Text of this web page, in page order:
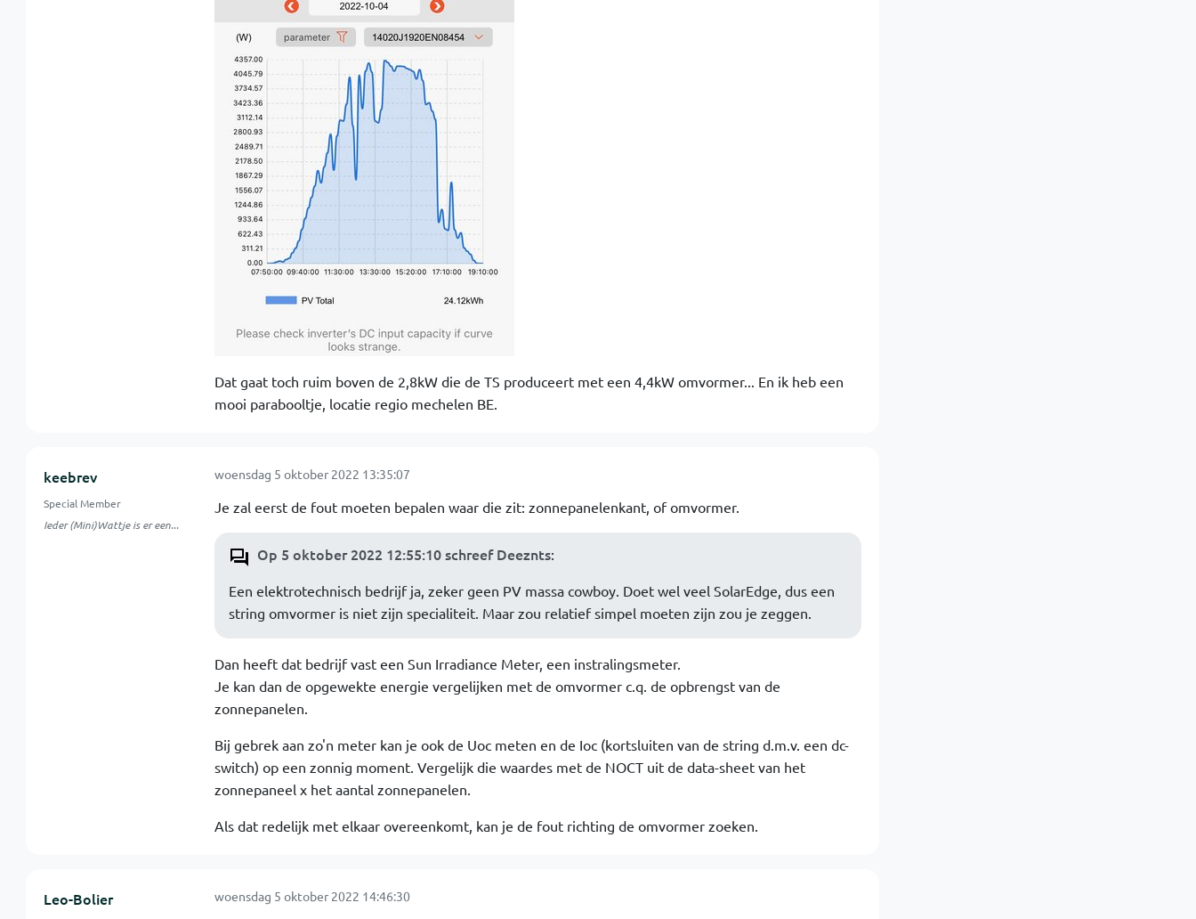
Dat gaat toch ruim boven de 2,8kW die de TS produceert met een 4,4kW omvormer... En ik heb een
mooi parabooltje, locatie regio mechelen BE.
keebrev
Special Member
Ieder (Mini)Wattje is er een...
woensdag 5 oktober 2022 13:35:07
Je zal eerst de fout moeten bepalen waar die zit: zonnepanelenkant, of omvormer.
Op 5 oktober 2022 12:55:10 schreef Deeznts:
Een elektrotechnisch bedrijf ja, zeker geen PV massa cowboy. Doet wel veel SolarEdge, dus een
string omvormer is niet zijn specialiteit. Maar zou relatief simpel moeten zijn zou je zeggen.
Dan heeft dat bedrijf vast een Sun Irradiance Meter, een instralingsmeter.
Je kan dan de opgewekte energie vergelijken met de omvormer c.q. de opbrengst van de
zonnepanelen.
Bij gebrek aan zo'n meter kan je ook de Uoc meten en de Ioc (kortsluiten van de string d.m.v. een dc-
switch) op een zonnig moment. Vergelijk die waardes met de NOCT uit de data-sheet van het
zonnepaneel x het aantal zonnepanelen.
Als dat redelijk met elkaar overeenkomt, kan je de fout richting de omvormer zoeken.
Leo-Bolier woensdag 5 oktober 2022 14:46:30